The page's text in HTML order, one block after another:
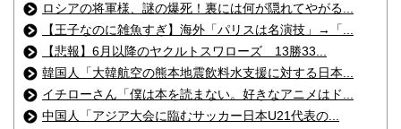
ロシアの将軍様、謎の爆死！裏には何が隠れてやがる...
【王子なのに雑魚すぎ】海外「パリスは名演技」→「...
【悲報】6月以降のヤクルトスワローズ 13勝33...
韓国人「大韓航空の熊本地震飲料水支援に対する日本...
イチローさん「僕は本を読まない。好きなアニメはド...
中国人「アジア大会に臨むサッカー日本U21代表の...